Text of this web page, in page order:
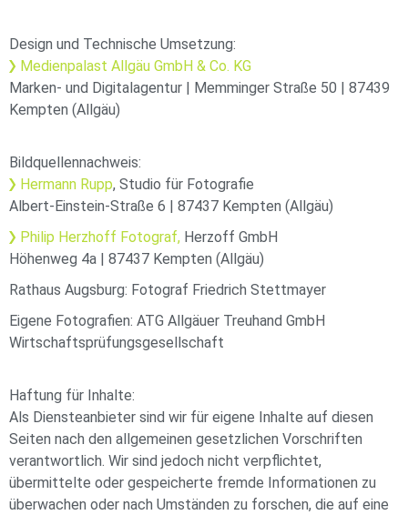
Design und Technische Umsetzung:
Medienpalast Allgäu GmbH & Co. KG
Marken- und Digitalagentur | Memminger Straße 50 | 87439
Kempten (Allgäu)
Bildquellennachweis:
Hermann Rupp, Studio für Fotografie
Albert-Einstein-Straße 6 | 87437 Kempten (Allgäu)
Philip Herzhoff Fotograf, Herzoff GmbH
Höhenweg 4a | 87437 Kempten (Allgäu)
Rathaus Augsburg: Fotograf Friedrich Stettmayer
Eigene Fotografien: ATG Allgäuer Treuhand GmbH
Wirtschaftsprüfungsgesellschaft
Haftung für Inhalte:
Als Diensteanbieter sind wir für eigene Inhalte auf diesen
Seiten nach den allgemeinen gesetzlichen Vorschriften
verantwortlich. Wir sind jedoch nicht verpflichtet,
übermittelte oder gespeicherte fremde Informationen zu
überwachen oder nach Umständen zu forschen, die auf eine